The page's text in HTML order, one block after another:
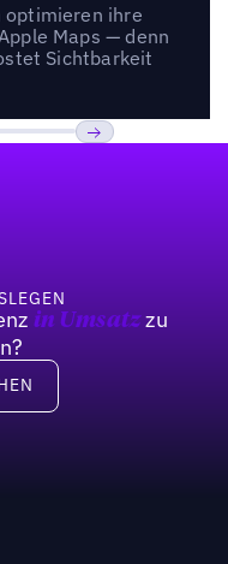
optimieren ihre
Maps — denn
Sichtbarkeit
in Umsatzzu